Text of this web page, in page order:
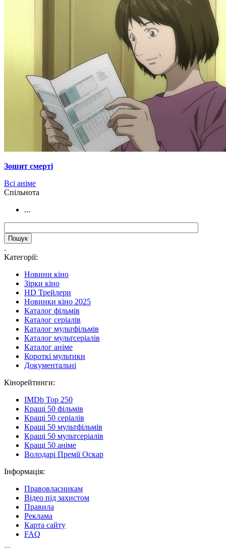
Зошит смерті
Всі аніме
Cпільнота
...
.
Категорії:
Новини кіно
Зірки кіно
HD Трейлери
Новинки кіно 2025
Каталог фільмів
Каталог серіалів
Каталог мультфільмів
Каталог мультсеріалів
Каталог аніме
Короткі мультики
Документальні
Кінорейтинги:
IMDb Top 250
Кращі 50 фільмів
Кращі 50 серіалів
Кращі 50 мультфільмів
Кращі 50 мультсеріалів
Кращі 50 аніме
Володарі Премії Оскар
Інформація:
Правовласникам
Відео під захистом
Правила
Реклама
Карта сайту
FAQ